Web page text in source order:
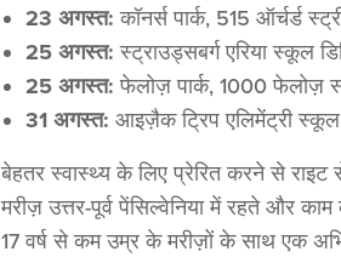
23 अगस्त: कॉनर्स पार्क, 515 ऑर्चर्ड
25 अगस्त: स्ट्राउड्सबर्ग एरिया स्कूल
25 अगस्त: फेलोज़ पार्क, 1000 फेलोज़
31 अगस्त: आइज़ैक ट्रिप एलिमेंट्री
बेहतर स्वास्थ्य के लिए प्रेरित करने से राइट
मरीज़ उत्तर-पूर्व पेंसिल्वेनिया में रहते और
17 वर्ष से कम उम्र के मरीज़ों के साथ एक